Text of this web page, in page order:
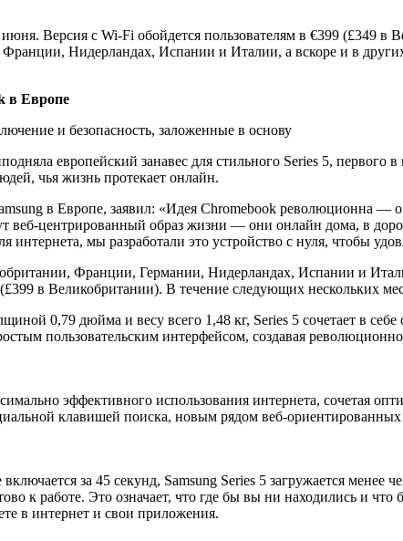
июня. Версия с Wi-Fi обойдется пользователям в €399 (£349
Нидерландах, Испании и Италии, а вскоре и в
в Европе
и безопасность, заложенные в основу
европейский занавес для стильного Series 5, первого в
чья жизнь протекает онлайн.
в Европе, заявил: «Идея Chromebook революционна —
веб-центрированный образ жизни — они онлайн дома, в
интернета, мы разработали это устройство с нуля, чтобы
Франции, Германии, Нидерландах, Испании и
в Великобритании). В течение следующих нескольких
0,79 дюйма и весу всего 1,48 кг, Series 5 сочетает в
пользовательским интерфейсом, создавая
эффективного использования интернета, сочетая
клавишей поиска, новым рядом веб-
за 45 секунд, Samsung Series 5 загружается менее
к работе. Это означает, что где бы вы ни находились и
в интернет и свои приложения.